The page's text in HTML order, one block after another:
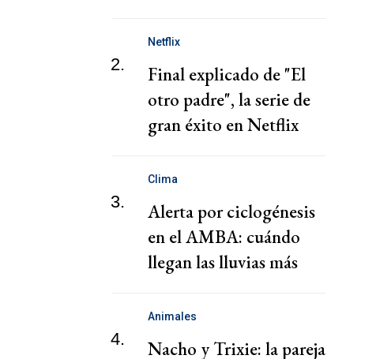
extranjeras
2.
Netflix
Final explicado de "El
otro padre", la serie de
gran éxito en Netflix
3.
Clima
Alerta por ciclogénesis
en el AMBA: cuándo
llegan las lluvias más
4.
Animales
Nacho y Trixie: la pareja